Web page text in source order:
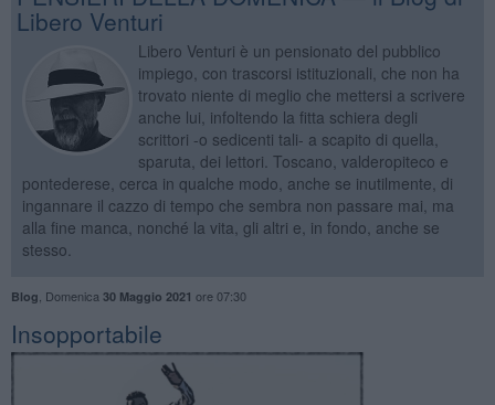
Libero Venturi
Libero Venturi è un pensionato del pubblico
impiego, con trascorsi istituzionali, che non ha
trovato niente di meglio che mettersi a scrivere
anche lui, infoltendo la fitta schiera degli
scrittori -o sedicenti tali- a scapito di quella,
sparuta, dei lettori. Toscano, valderopiteco e
pontederese, cerca in qualche modo, anche se inutilmente, di
ingannare il cazzo di tempo che sembra non passare mai, ma
alla fine manca, nonché la vita, gli altri e, in fondo, anche se
stesso.
Blog Domenica 30 Maggio 2021 ore 07:30
Insopportabile